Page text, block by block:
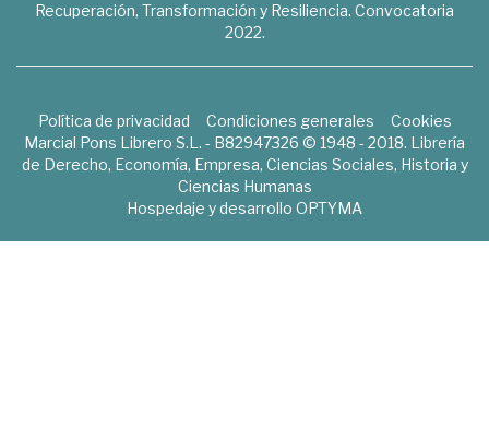
Recuperación, Transformación y Resiliencia. Convocatoria
2022.
Política de privacidad Condiciones generales
Cookies
Marcial Pons Librero S.L. - B82947326 © 1948 - 2018. Librería
de Derecho, Economía, Empresa, Ciencias Sociales, Historia y
Ciencias Humanas
Hospedaje y desarrollo OPTYMA